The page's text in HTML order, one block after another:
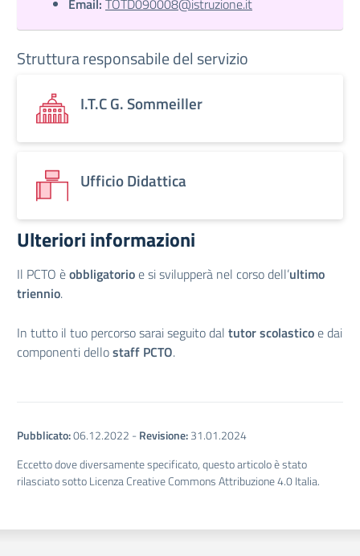
Email: TOTD090008@istruzione.it
Struttura responsabile del servizio
I.T.C G. Sommeiller
Ufficio Didattica
Ulteriori informazioni
Il PCTO èobbligatorioe si svilupperà nel corso dell’ultimo
triennio.
In tutto il tuo percorso sarai seguito dal tutor scolasticoe dai
componenti dellostaff PCTO.
Pubblicato:06.12.2022 -Revisione:31.01.2024
Eccetto dove diversamente specificato, questo articolo è stato
rilasciato sotto Licenza Creative Commons Attribuzione 4.0 Italia.